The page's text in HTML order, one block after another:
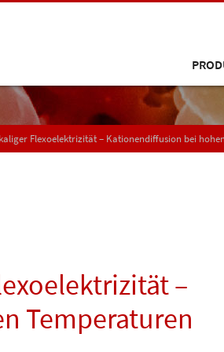
Flexoelektrizität – Kationendiffusion bei
–
Temperaturen